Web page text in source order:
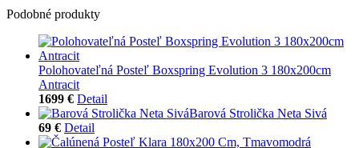
Podobné produkty
Polohovateľná Posteľ Boxspring Evolution 3 180x200cm
Antracit
1699 € Detail
Barová Strolička Neta Sivá
69 € Detail